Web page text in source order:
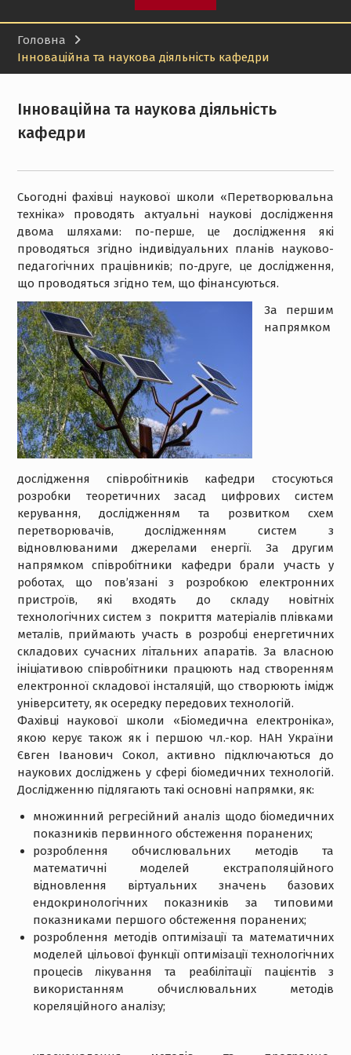
Головна
Інноваційна та наукова діяльність кафедри
Інноваційна та наукова діяльність
кафедри
Сьогодні фахівці наукової школи «Перетворювальна
техніка» проводять актуальні наукові дослідження
двома шляхами: по-перше, це дослідження які
проводяться згідно індивідуальних планів науково-
педагогічних працівників; по-друге, це дослідження,
що проводяться згідно тем, що фінансуються.
За першим
напрямком
дослідження співробітників кафедри стосуються
розробки теоретичних засад цифрових систем
керування, дослідженням та розвитком схем
перетворювачів, дослідженням систем з
відновлюваними джерелами енергії. За другим
напрямком співробітники кафедри брали участь у
роботах, що пов’язані з розробкою електронних
пристроїв, які входять до складу новітніх
технологічних систем з покриття матеріалів плівками
металів, приймають участь в розробці енергетичних
складових сучасних літальних апаратів. За власною
ініціативою співробітники працюють над створенням
електронної складової інсталяцій, що створюють імідж
університету, як осередку передових технологій.
Фахівці наукової школи «Біомедична електроніка»,
якою керує також як і першою чл.-кор. НАН України
Євген Іванович Сокол, активно підключаються до
наукових досліджень у сфері біомедичних технологій.
Дослідженню підлягають такі основні напрямки, як:
множинний регресійний аналіз щодо біомедичних
показників первинного обстеження поранених;
розроблення обчислювальних методів та
математичні моделей екстраполяційного
відновлення віртуальних значень базових
ендокринологічних показників за типовими
показниками першого обстеження поранених;
розроблення методів оптимізації та математичних
моделей цільової функції оптимізації технологічних
процесів лікування та реабілітації пацієнтів з
використанням обчислювальних методів
кореляційного аналізу;